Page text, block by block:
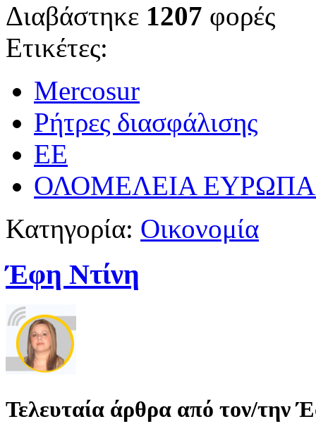
Διαβάστηκε 1207 φορές
Ετικέτες:
Mercosur
Ρήτρες διασφάλισης
ΕΕ
ΟΛΟΜΕΛΕΙΑ
Κατηγορία: Οικονομία
Έφη Ντίνη
Τελευταία άρθρα από τον/την